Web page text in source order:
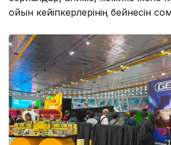
ойын кейіпкерлерінің бейнесін